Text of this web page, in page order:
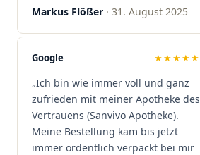
alles läuft unkompliziert und
sind extrem zügig, was mir jedes
Mal viel Zeit spart. Man merkt,
Kundenzufriedenheit an erster
Stelle stehen. Vielen Dank an das
Team von Sanvivo – ich bin
rundum begeistert!"
Markus Flößer · 31. August 2025
Google ★★★★★
„Ich bin wie immer voll und ganz
zufrieden mit meiner Apotheke des
Vertrauens (Sanvivo Apotheke).
Meine Bestellung kam bis jetzt
immer ordentlich verpackt bei mir